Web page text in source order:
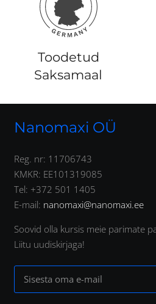
Toodetud
Saksamaal
Nanomaxi OÜ
Reg. nr: 11706743
KMKR: EE101319085
Tel: +372 501 1405
E-mail: nanomaxi@nanomaxi.ee
Soovid olla kursis meie parimate
Liitu uudiskirjaga!